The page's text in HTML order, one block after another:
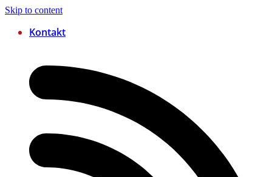
Skip to content
Kontakt